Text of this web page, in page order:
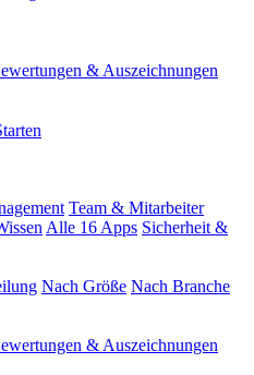
& Auszeichnungen
Team & Mitarbeiter
Alle 16 Apps Sicherheit &
Nach Größe Nach Branche
& Auszeichnungen